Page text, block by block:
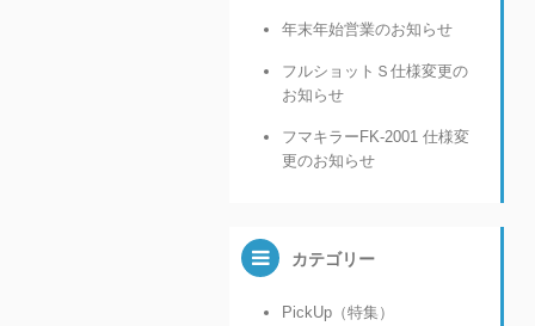
年末年始営業のお知らせ
フルショットＳ仕様変更の
お知らせ
フマキラーFK-2001 仕様変
更のお知らせ
カテゴリー
PickUp（特集）